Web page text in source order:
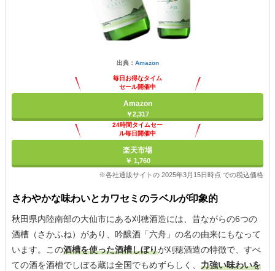
出典： Amazon
毎日お得なタイム
セール開催中
Amazon
￥2,317
24時間タイムセー
ル毎日開催中
楽天市場
￥ 1,760
※各社通販サイトの 2025年3月15日時点 での税込価格
さわやかな味わいとカワセミのラベルが印象的
秋田県内陸南部の大仙市にある刈穂酒造には、昔ながらの6つの
酒槽（さかふね）があり、吟醸酒「六舟」の名の由来にもなって
います。この酒槽を使った酒槽しぼりが刈穂酒造の特徴で、すべ
ての酒を酒槽でしぼる蔵は全国でもめずらしく、 力強い味わいを